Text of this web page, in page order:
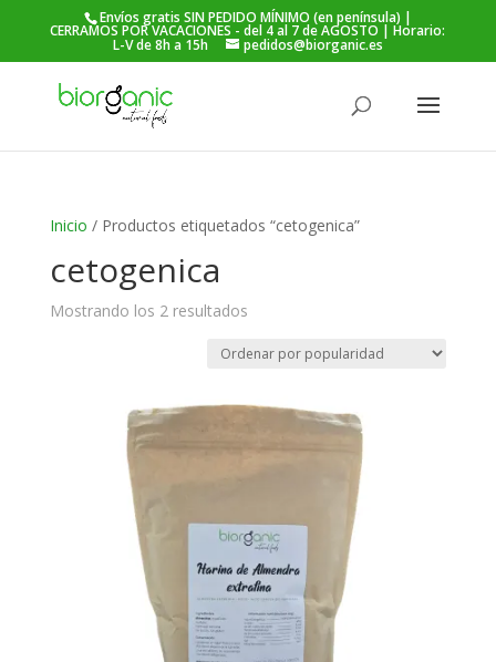
Envíos gratis SIN PEDIDO MÍNIMO (en península) |
CERRAMOS POR VACACIONES - del 4 al 7 de AGOSTO | Horario:
L-V de 8h a 15h pedidos@biorganic.es
Inicio / Productos etiquetados “cetogenica”
cetogenica
Mostrando los 2 resultadosOrdenado
popularidad